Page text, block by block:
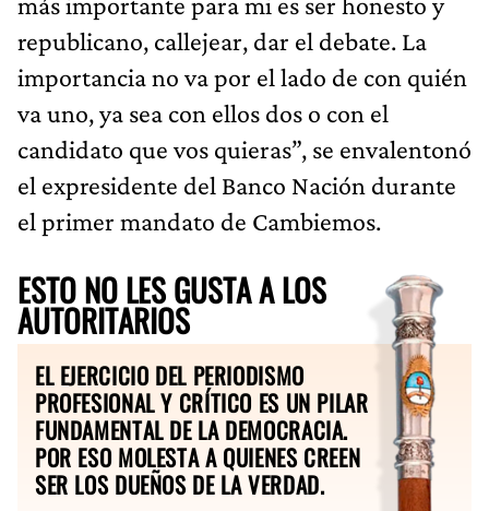
republicano, callejear, dar el debate. La
importancia no va por el lado de con quién
va uno, ya sea con ellos dos o con el
candidato que vos quieras”, se envalentonó
el expresidente del Banco Nación durante
el primer mandato de Cambiemos.
ESTO NO LES GUSTA A LOS
AUTORITARIOS
EL EJERCICIO DEL PERIODISMO
PROFESIONAL Y CRÍTICO ES UN PILAR
FUNDAMENTAL DE LA DEMOCRACIA.
POR ESO MOLESTA A QUIENES CREEN
SER LOS DUEÑOS DE LA VERDAD.